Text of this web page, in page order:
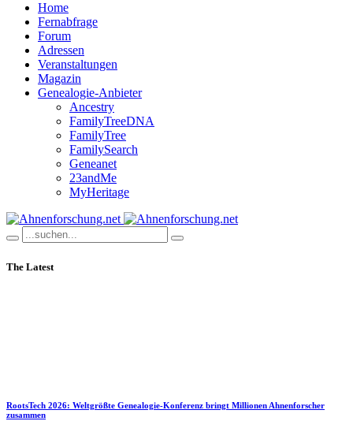
Home
Fernabfrage
Forum
Adressen
Veranstaltungen
Magazin
Genealogie-Anbieter
Ancestry
FamilyTreeDNA
FamilyTree
FamilySearch
Geneanet
23andMe
MyHeritage
The Latest
RootsTech 2026: Weltgrößte Genealogie-Konferenz bringt Millionen Ahnenforscher
zusammen